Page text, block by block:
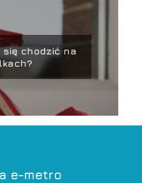
chodzić na
e-metro